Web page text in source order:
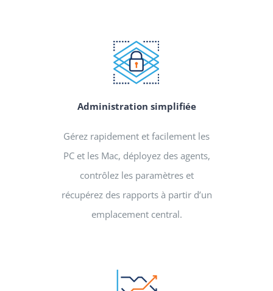
Administration simplifiée
Gérez rapidement et facilement les
PC et les Mac, déployez des agents,
contrôlez les paramètres et
récupérez des rapports à partir d’un
emplacement central.